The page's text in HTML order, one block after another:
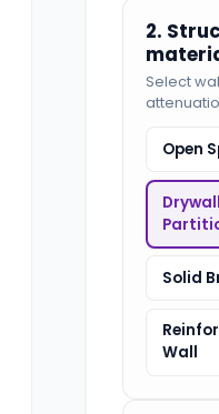
2.
Select
Open
Solid
Wall